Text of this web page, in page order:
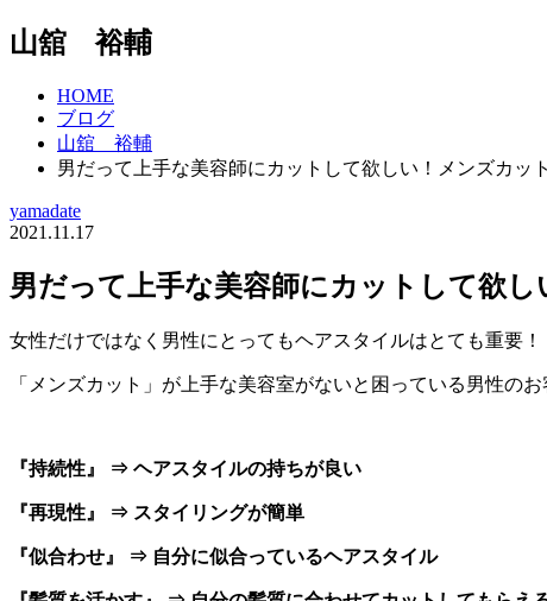
山舘 裕輔
HOME
ブログ
山舘 裕輔
男だって上手な美容師にカットして欲しい！メンズカッ
yamadate
2021.11.17
男だって上手な美容師にカットして欲
女性だけではなく男性にとってもヘアスタイルはとても重要！
「メンズカット」が上手な美容室がないと困っている男性の
『持続性』 ⇒ ヘアスタイルの持ちが良い
『再現性』 ⇒ スタイリングが簡単
『似合わせ』 ⇒ 自分に似合っているヘアスタイル